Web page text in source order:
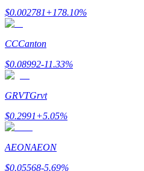
$0.002781+178.10%
CCCanton
$0.08992-11.33%
GRVTGrvt
$0.2991+5.05%
AEONAEON
$0.05568-5.69%